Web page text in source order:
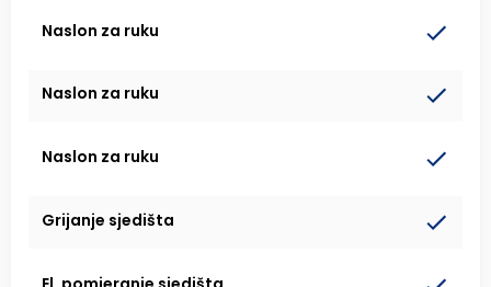
Naslon za ruku
Naslon za ruku
Naslon za ruku
Grijanje sjedišta